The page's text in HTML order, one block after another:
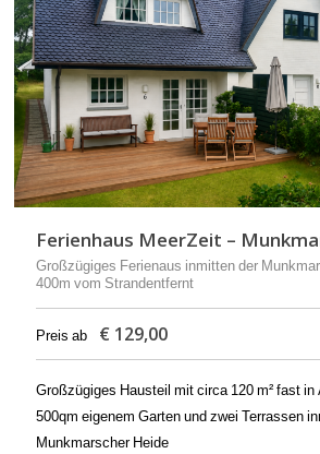
Ferienhaus MeerZeit –
Großzügiges Ferienaus inmitten der
400m vom Strandentfernt
Preis ab € 129,00
Großzügiges Hausteil mit circa 120 m² fast
500qm eigenem Garten und zwei Terrassen
Munkmarscher Heide